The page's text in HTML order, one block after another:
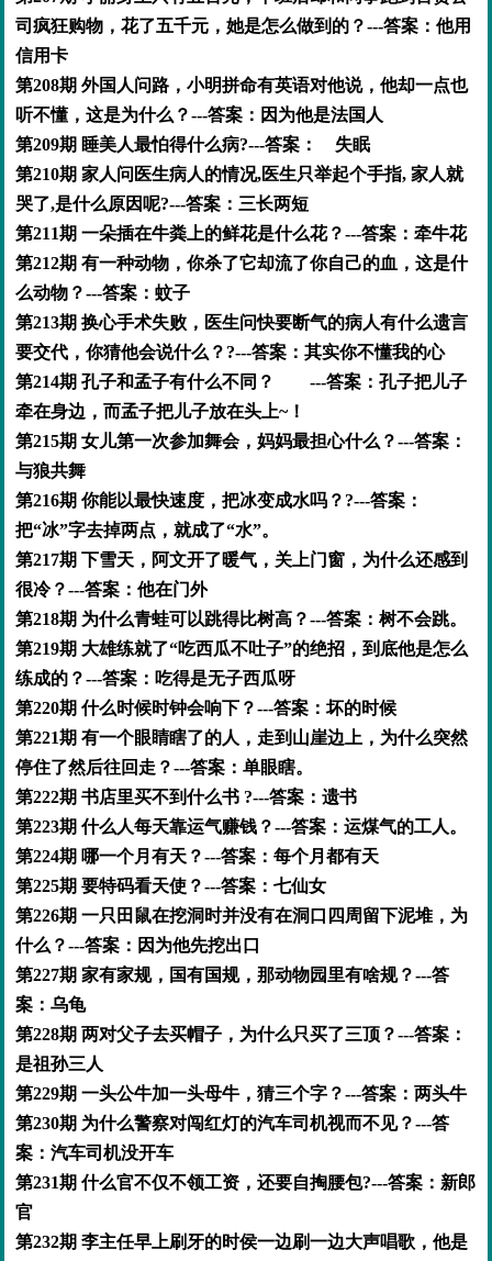
司疯狂购物，花了五千元，她是怎么做到的？---答案：他用
信用卡
第208期 外国人问路，小明拼命有英语对他说，他却一点也
听不懂，这是为什么？---答案：因为他是法国人
第209期 睡美人最怕得什么病?---答案： 失眠
第210期 家人问医生病人的情况,医生只举起个手指, 家人就
哭了,是什么原因呢?---答案：三长两短
第211期 一朵插在牛粪上的鲜花是什么花？---答案：牵牛花
第212期 有一种动物，你杀了它却流了你自己的血，这是什
么动物？---答案：蚊子
第213期 换心手术失败，医生问快要断气的病人有什么遗言
要交代，你猜他会说什么？?---答案：其实你不懂我的心
第214期 孔子和孟子有什么不同？ ---答案：孔子把儿子
牵在身边，而孟子把儿子放在头上~！
第215期 女儿第一次参加舞会，妈妈最担心什么？---答案：
与狼共舞
第216期 你能以最快速度，把冰变成水吗？?---答案：
把“冰”字去掉两点，就成了“水”。
第217期 下雪天，阿文开了暖气，关上门窗，为什么还感到
很冷？---答案：他在门外
第218期 为什么青蛙可以跳得比树高？---答案：树不会跳。
第219期 大雄练就了“吃西瓜不吐子”的绝招，到底他是怎么
练成的？---答案：吃得是无子西瓜呀
第220期 什么时候时钟会响下？---答案：坏的时候
第221期 有一个眼睛瞎了的人，走到山崖边上，为什么突然
停住了然后往回走？---答案：单眼瞎。
第222期 书店里买不到什么书 ?---答案：遗书
第223期 什么人每天靠运气赚钱？---答案：运煤气的工人。
第224期 哪一个月有天？---答案：每个月都有天
第225期 要特码看天使？---答案：七仙女
第226期 一只田鼠在挖洞时并没有在洞口四周留下泥堆，为
什么？---答案：因为他先挖出口
第227期 家有家规，国有国规，那动物园里有啥规？---答
案：乌龟
第228期 两对父子去买帽子，为什么只买了三顶？---答案：
是祖孙三人
第229期 一头公牛加一头母牛，猜三个字？---答案：两头牛
第230期 为什么警察对闯红灯的汽车司机视而不见？---答
案：汽车司机没开车
第231期 什么官不仅不领工资，还要自掏腰包?---答案：新郎
官
第232期 李主任早上刷牙的时侯一边刷一边大声唱歌，他是